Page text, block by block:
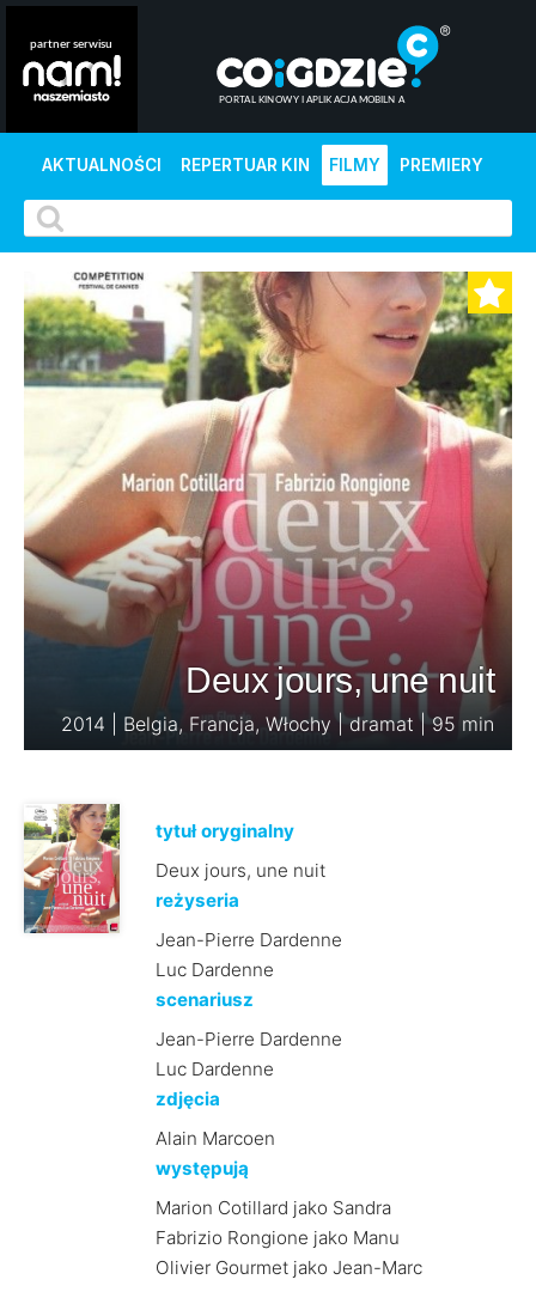
AKTUALNOŚCI REPERTUAR KIN FILMY PREMIERY
Deux jours, une nuit
2014 | Belgia, Francja, Włochy | dramat | 95 min
tytuł oryginalny
Deux jours, une nuit
reżyseria
Jean-Pierre Dardenne
Luc Dardenne
scenariusz
Jean-Pierre Dardenne
Luc Dardenne
zdjęcia
Alain Marcoen
występują
Marion Cotillard jako Sandra
Fabrizio Rongione jako Manu
Olivier Gourmet jako Jean-Marc